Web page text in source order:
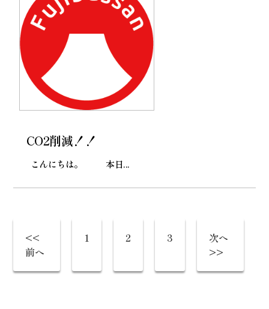
CO2削減！！
こんにちは。 本日...
<<
前へ
1 2 3
次へ
>>